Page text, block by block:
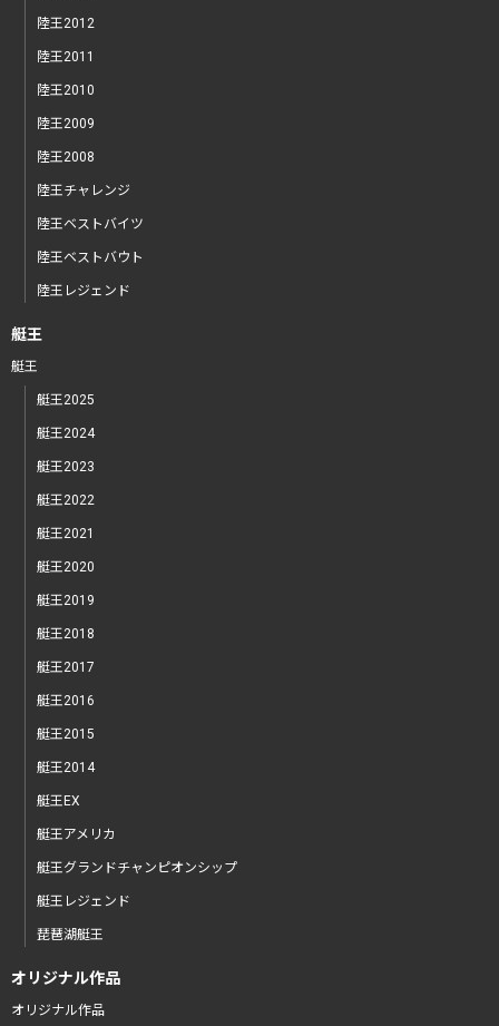
陸王2012
陸王2011
陸王2010
陸王2009
陸王2008
陸王チャレンジ
陸王ベストバイツ
陸王ベストバウト
陸王レジェンド
艇王
艇王
艇王2025
艇王2024
艇王2023
艇王2022
艇王2021
艇王2020
艇王2019
艇王2018
艇王2017
艇王2016
艇王2015
艇王2014
艇王EX
艇王アメリカ
艇王グランドチャンピオンシップ
艇王レジェンド
琵琶湖艇王
オリジナル作品
オリジナル作品